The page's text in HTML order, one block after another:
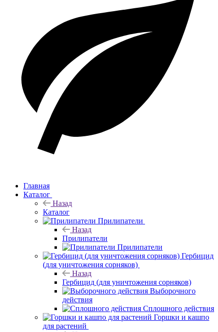
Главная
Каталог
Назад
Каталог
Прилипатели
Назад
Прилипатели
Прилипатели
Гербицид
(для уничтожения сорняков)
Назад
Гербицид (для уничтожения сорняков)
Выборочного
действия
Сплошного действия
Горшки и кашпо
для растений